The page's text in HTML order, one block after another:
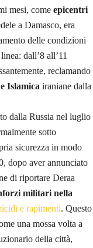
mesi, come epicentri
a Damasco, era
delle condizioni
dall’8 all’11
reclamando
Islamica iraniane dalla
dalla Russia nel luglio
sotto
sicurezza in modo
dopo aver annunciato
di riportare Deraa
militari nella
e rapimenti. Questo
una mossa volta a
della città,